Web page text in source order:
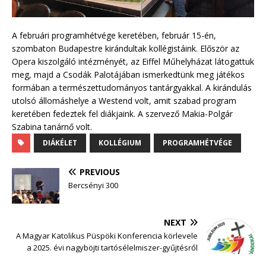
A februári programhétvége keretében, február 15-én,
szombaton Budapestre kirándultak kollégistáink. Először az
Opera kiszolgáló intézményét, az Eiffel Műhelyházat látogattuk
meg, majd a Csodák Palotájában ismerkedtünk meg játékos
formában a természettudományos tantárgyakkal. A kirándulás
utolsó állomáshelye a Westend volt, amit szabad program
keretében fedeztek fel diákjaink. A szervező Makia-Polgár
Szabina tanárnő volt.
DIÁKÉLET KOLLÉGIUM PROGRAMHÉTVÉGE
PREVIOUS
Bercsényi 300
NEXT
A Magyar Katolikus Püspöki Konferencia körlevele
a 2025. évi nagyböjti tartósélelmiszer-gyűjtésről